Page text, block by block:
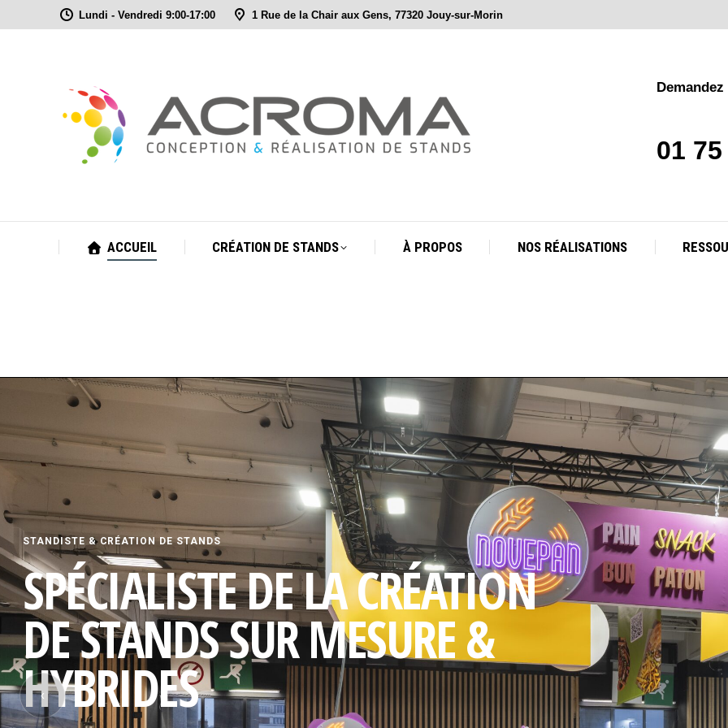
Lundi - Vendredi 9:00-17:00 1 Rue de la Chair aux Gens, 77320 Jouy-sur-Morin
01
ACCUEIL CRÉATION DE STANDS À PROPOS NOS RÉALISATIONS
STANDISTE & CRÉATION DE STANDS
SPÉCIALISTE DE LA CRÉATION
DE STANDS SUR MESURE &
HYBRIDES
‹
ACCUEIL CRÉATION DE STANDS À PROPOS NOS RÉALISATIONS